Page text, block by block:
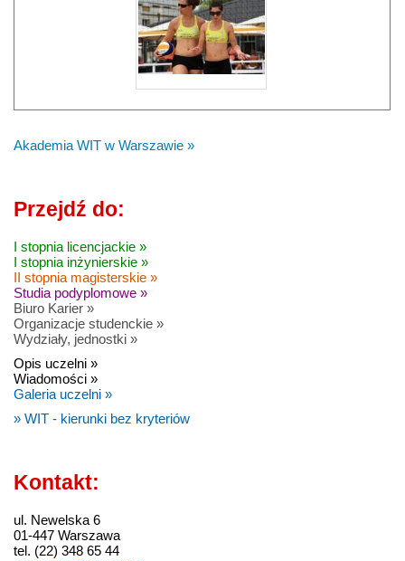
Akademia WIT w Warszawie »
Przejdź do:
I stopnia licencjackie »
I stopnia inżynierskie »
II stopnia magisterskie »
Studia podyplomowe »
Biuro Karier »
Organizacje studenckie »
Wydziały, jednostki »
Opis uczelni »
Wiadomości »
Galeria uczelni »
» WIT - kierunki bez kryteriów
Kontakt:
ul. Newelska 6
01-447 Warszawa
tel. (22) 348 65 44